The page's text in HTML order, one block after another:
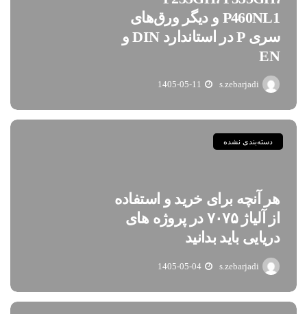
P460NL1 و دیگر ورق‌های
سری P در استاندارد DIN و
EN
s.zebarjadi
1405-05-11
دسته‌بندی نشده
هر آنچه برای خرید و استفاده
از آلیاژ ۷۰۷۵ در پروژه های
دریایی باید بدانید
s.zebarjadi
1405-05-04